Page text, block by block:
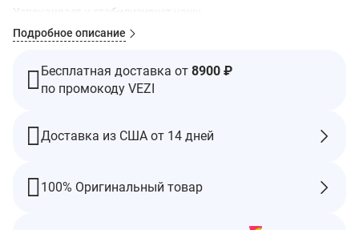
Успокаивает и стабилизирует кожу.
Успокаивающая смесь адаптогена и нервного дерева для
Рекомендации по применению
Хорошо встряхните перед применением.
день. Для лучшего результата принимать между приемами
пищи.
Сертифицированный органический тростниковый спирт (29-
39%), дистиллированная вода и сертифицированный
Подробное описание
Бесплатная доставка от 8900 ₽
по промокоду VEZI
Доставка из США от 14 дней
100% Оригинальный товар